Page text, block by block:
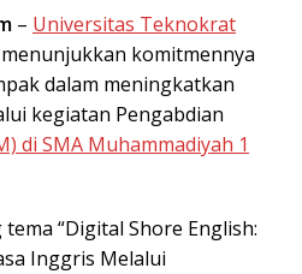
– Universitas Teknokrat
komitmennya
dalam meningkatkan
kegiatan Pengabdian
di SMA Muhammadiyah 1
“Digital Shore English:
Inggris Melalui